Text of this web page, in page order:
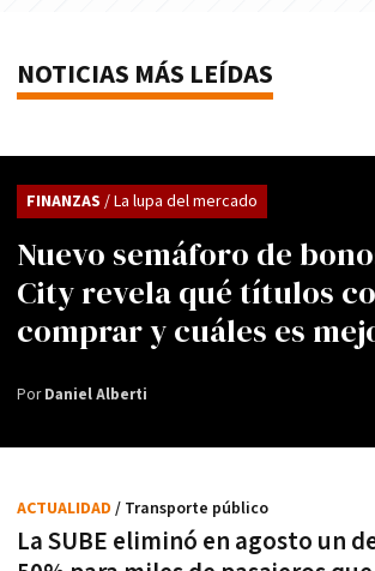
NOTICIAS MÁS LEÍDAS
Nuevo semáforo de
City revela qué títulos
comprar y cuáles es
FINANZAS / La lupa del mercado
PorDaniel Alberti
La SUBE eliminó en agosto un
ACTUALIDAD / Transporte público